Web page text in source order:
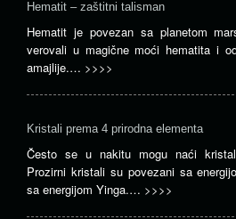
Hematit – zaštitni talisman
Hematit je povezan sa planetom
verovali u magične moći hematita i
amajlije.… >>>>
Kristali prema 4 prirodna elementa
Često se u nakitu mogu naći
Prozirni kristali su povezani sa
sa energijom Yinga.… >>>>